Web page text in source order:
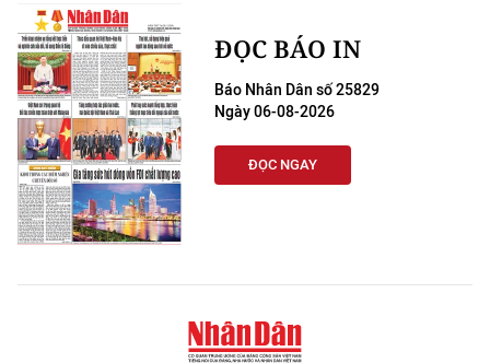
ĐỌC BÁO IN
Báo Nhân Dân số 25829
Ngày 06-08-2026
ĐỌC NGAY